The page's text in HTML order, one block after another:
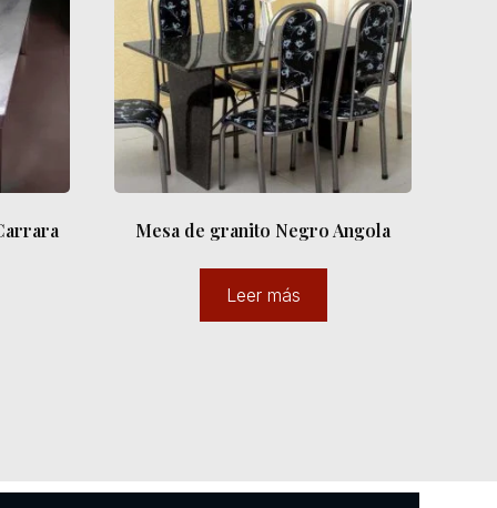
Mesa de granito Negro Angola
Leer más